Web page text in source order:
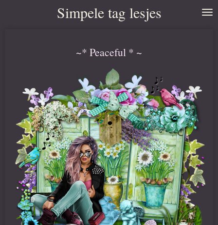
Simpele tag lesjes
~* Peaceful * ~